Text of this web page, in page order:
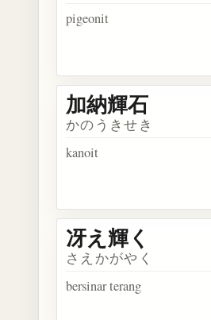
pigeonit
加納輝石
かのうきせき
kanoit
冴え輝く
さえかがやく
bersinar terang